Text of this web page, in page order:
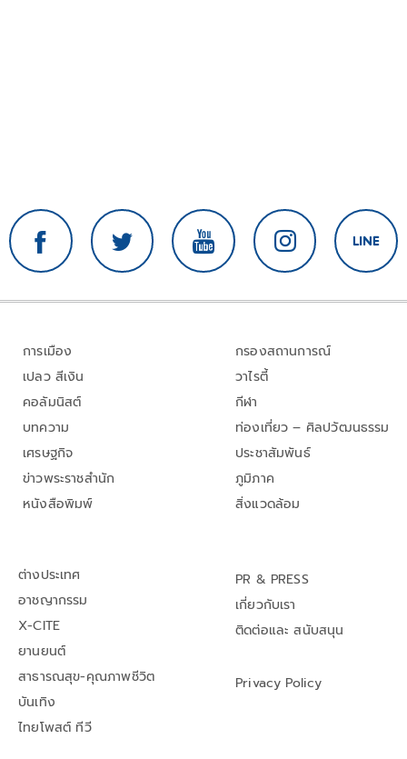
การเมือง
เปลว สีเงิน
คอลัมนิสต์
บทความ
เศรษฐกิจ
ข่าวพระราชสำนัก
หนังสือพิมพ์
กรองสถานการณ์
วาไรตี้
กีฬา
ท่องเที่ยว – ศิลปวัฒนธรรม
ประชาสัมพันธ์
ภูมิภาค
สิ่งแวดล้อม
ต่างประเทศ
อาชญากรรม
X-CITE
ยานยนต์
สาธารณสุข-คุณภาพชีวิต
บันเทิง
ไทยโพสต์ ทีวี
PR & PRESS
เกี่ยวกับเรา
ติดต่อและ สนับสนุน
Privacy Policy